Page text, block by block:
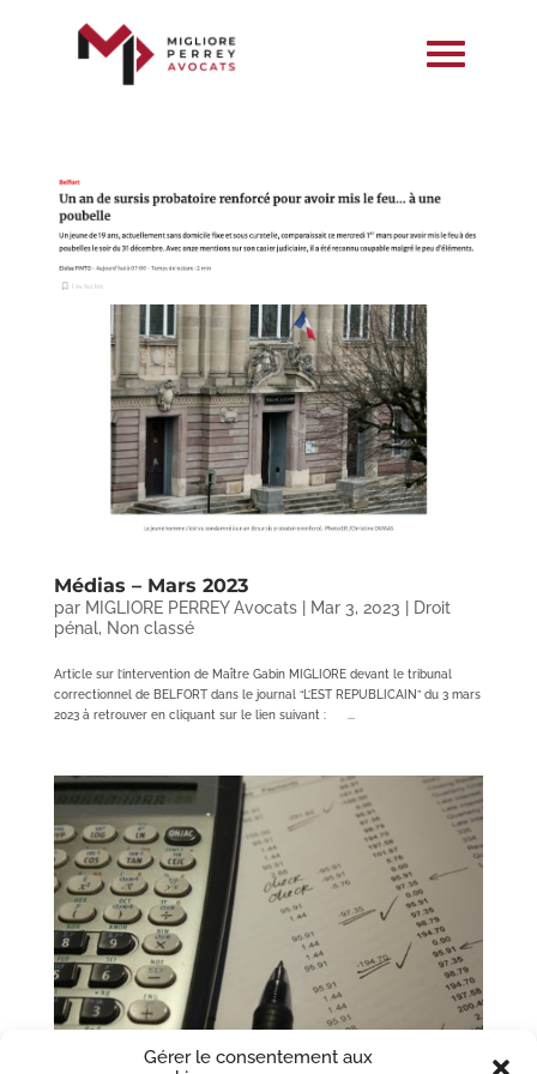
Gérer le consentement aux
Médias – Mars 2023
par MIGLIORE PERREY Avocats| Mar 3, 2023
Droit
pénal, Non classé
Article sur l’intervention de Maître Gabin MIGLIORE devant le tribunal
correctionnel de BELFORT dans le journal “L’EST REPUBLICAIN” du 3 mars
2023 à retrouver en cliquant sur le lien suivant : ...